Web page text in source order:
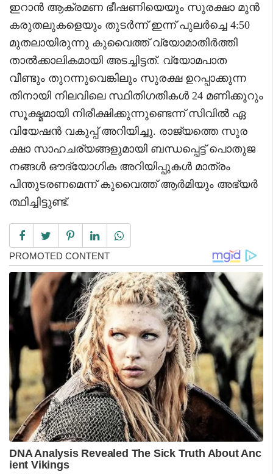
ഇറാൻ ആക്രമണ ഭീഷണിയെയും സുരക്ഷാ മുൻ
കരുതലുകളെയും തുടർന്ന് ഇന്ന് പുലർച്ചെ 4:50
മുതലായിരുന്നു കുവൈത്ത് വ്യോമാതിർത്തി
താൽക്കാലികമായി അടച്ചിട്ടത്. വ്യോമപാത
വീണ്ടും തുറന്നുവെങ്കിലും സുരക്ഷ ഉറപ്പാക്കുന്ന
തിനായി നിലവിലെ സ്ഥിതിഗതികൾ 24 മണിക്കൂറും
സൂക്ഷ്മമായി നിരീക്ഷിക്കുന്നുണ്ടെന്ന് സിവിൽ ഏ
വിയേഷൻ വകുപ്പ് അറിയിച്ചു. രാജ്യത്തെ സുര
ക്ഷാ സാഹചര്യങ്ങളുമായി ബന്ധപ്പെട്ട് പൊതുജ
നങ്ങൾ ഔദ്യോഗിക അറിയിപ്പുകൾ മാത്രം
പിന്തുടരണമെന്ന് കുവൈത്ത് ആർമിയും അഭ്യർ
ത്ഥിച്ചിട്ടുണ്ട്.